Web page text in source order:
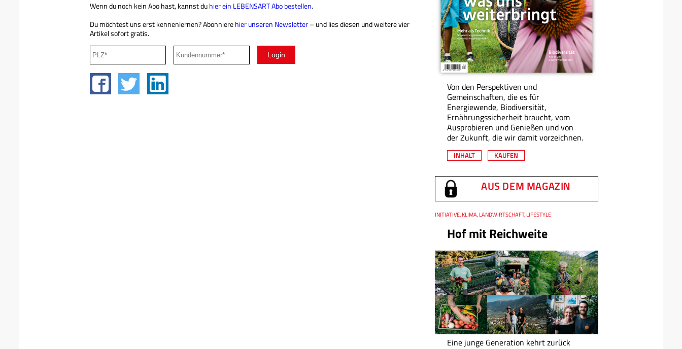
Wenn du noch kein Abo hast, kannst duhier ein LEBENSART Abo bestellen.
Du möchtest uns erst kennenlernen? Abonnierehier unseren Newsletter– und lies diesen und weitere vier
Artikel sofort gratis.
Von den Perspektiven und
Gemeinschaften, die es für
Energiewende, Biodiversität,
Ernährungssicherheit braucht, vom
Ausprobieren und Genießen und von
der Zukunft, die wir damit vorzeichnen.
INHALT KAUFEN
AUS DEM MAGAZIN
Hof mit Reichweite
Thema
INITIATIVE, KLIMA, LANDWIRTSCHAFT, LIFESTYLE
Eine junge Generation kehrt zurück